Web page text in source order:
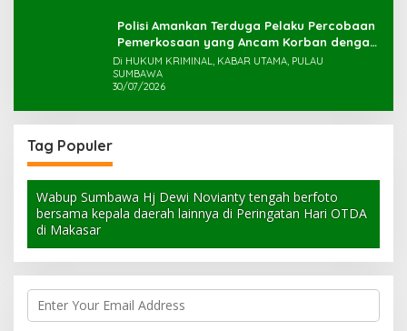
Polisi Amankan Terduga Pelaku Percobaan
Pemerkosaan yang Ancam Korban dengan
Parang
Di HUKUM KRIMINAL, KABAR UTAMA, PULAU
SUMBAWA
30/07/2026
Tag Populer
Wabup Sumbawa Hj Dewi Novianty tengah berfoto
bersama kepala daerah lainnya di Peringatan Hari OTDA
di Makasar